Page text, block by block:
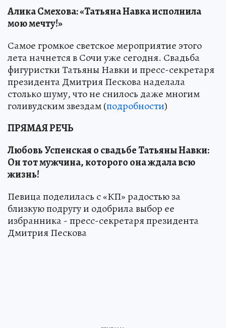
Алика Смехова: «Татьяна Навка исполнила
мою мечту!»
Самое громкое светское мероприятие этого
лета начнется в Сочи уже сегодня. Свадьба
фигуристки Татьяны Навки и пресс-секретаря
президента Дмитрия Пескова наделала
столько шуму, что не снилось даже многим
голивудским звездам (подробности)
ПРЯМАЯ РЕЧЬ
Любовь Успенская о свадьбе Татьяны Навки:
Он тот мужчина, которого она ждала всю
жизнь!
Певица поделилась с «КП» радостью за
близкую подругу и одобрила выбор ее
избранника - пресс-секретаря президента
Дмитрия Пескова